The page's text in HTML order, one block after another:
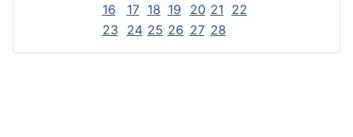
16
17 18 19 20 21 22
23
24 25 26 27 28